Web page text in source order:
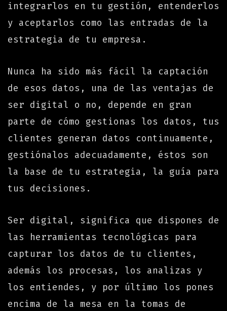
integrarlos en tu gestión, entenderlos
y aceptarlos como las entradas de la
estrategia de tu empresa.
Nunca ha sido más fácil la captación
de esos datos, una de las ventajas de
ser digital o no, depende en gran
parte de cómo gestionas los datos, tus
clientes generan datos continuamente,
gestiónalos adecuadamente, éstos son
la base de tu estrategia, la guía para
tus decisiones.
Ser digital, significa que dispones de
las herramientas tecnológicas para
capturar los datos de tu clientes,
además los procesas, los analizas y
los entiendes, y por último los pones
encima de la mesa en la tomas de